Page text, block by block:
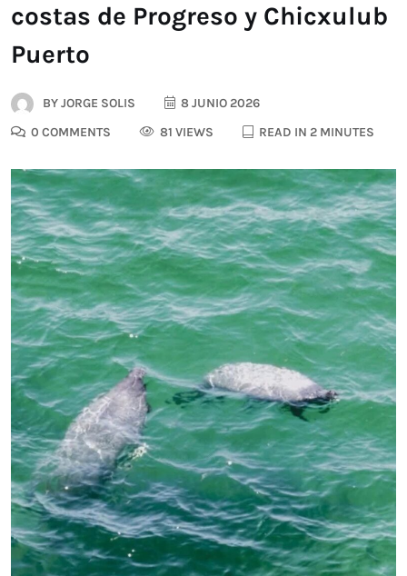
costas de Progreso y Chicxulub
Puerto
BYJORGE SOLIS
8 JUNIO 2026
0 COMMENTS
81 VIEWS READ IN 2 MINUTES